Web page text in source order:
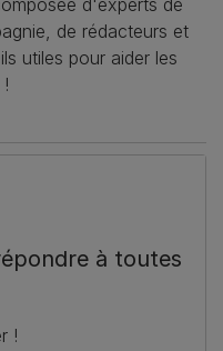
de rédacteurs et
utiles pour aider les
à toutes
!